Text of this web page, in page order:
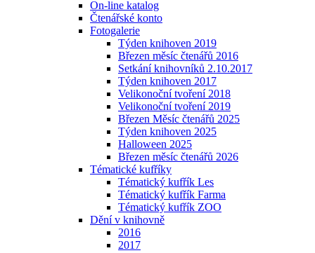
On-line katalog
Čtenářské konto
Fotogalerie
Týden knihoven 2019
Březen měsíc čtenářů 2016
Setkání knihovníků 2.10.2017
Týden knihoven 2017
Velikonoční tvoření 2018
Velikonoční tvoření 2019
Březen Měsíc čtenářů 2025
Týden knihoven 2025
Halloween 2025
Březen měsíc čtenářů 2026
Tématické kufříky
Tématický kufřík Les
Tématický kufřík Farma
Tématický kufřík ZOO
Dění v knihovně
2016
2017